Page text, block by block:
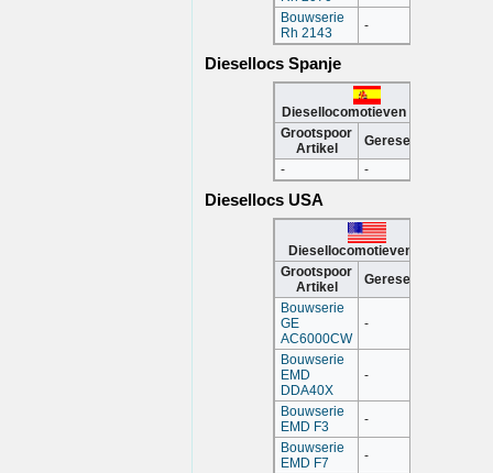
Bouwserie
Rh 2143
-
Diesellocs Spanje
Diesellocomotieven Spanje
Grootspoor
Artikel
Gereserveerd
-
-
Diesellocs USA
Diesellocomotieven USA
Grootspoor
Artikel
Gereserveerd
Bouwserie
GE
AC6000CW
-
Bouwserie
EMD
DDA40X
-
Bouwserie
EMD F3
-
Bouwserie
EMD F7
-